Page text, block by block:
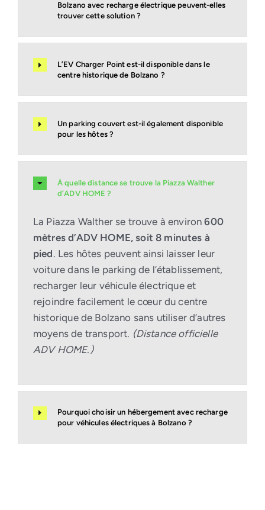
Bolzano avec recharge électrique peuvent-elles
trouver cette solution ?
L’EV Charger Point est-il disponible dans le
centre historique de Bolzano ?
Un parking couvert est-il également disponible
pour les hôtes ?
À quelle distance se trouve la Piazza Walther
d’ADV HOME ?
La Piazza Walther se trouve à environ600
mètres d’ADV HOME, soit 8 minutes à
pied. Les hôtes peuvent ainsi laisser leur
voiture dans le parking de l’établissement,
recharger leur véhicule électrique et
rejoindre facilement le cœur du centre
historique de Bolzano sans utiliser d’autres
moyens de transport. (Distance officielle
ADV HOME.)
Pourquoi choisir un hébergement avec recharge
pour véhicules électriques à Bolzano ?